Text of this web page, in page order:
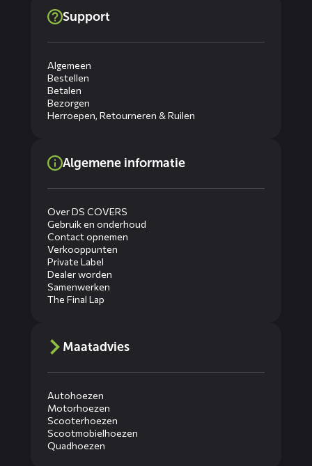
Support
Algemeen
Bestellen
Betalen
Bezorgen
Herroepen, Retourneren & Ruilen
Algemene informatie
Over DS COVERS
Gebruik en onderhoud
Contact opnemen
Verkooppunten
Private Label
Dealer worden
Samenwerken
The Final Lap
Maatadvies
Autohoezen
Motorhoezen
Scooterhoezen
Scootmobielhoezen
Quadhoezen